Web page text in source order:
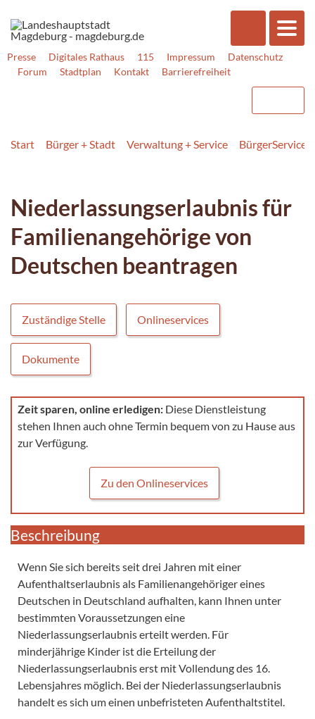
Presse Digitales Rathaus 115 Impressum
Datenschutz
Forum
Stadtplan Kontakt Barrierefreiheit
Start Bürger + Stadt Verwaltung + Service BürgerService
Niederlassungserlaubnis für
Familienangehörige von
Deutschen beantragen
Zuständige Stelle Onlineservices
Dokumente
Zeit sparen, online erledigen: Diese Dienstleistung
stehen Ihnen auch ohne Termin bequem von zu Hause aus
zur Verfügung.
Zu den Onlineservices
Beschreibung
Wenn Sie sich bereits seit drei Jahren mit einer
Aufenthaltserlaubnis als Familienangehöriger eines
Deutschen in Deutschland aufhalten, kann Ihnen unter
bestimmten Voraussetzungen eine
Niederlassungserlaubnis erteilt werden. Für
minderjährige Kinder ist die Erteilung der
Niederlassungserlaubnis erst mit Vollendung des 16.
Lebensjahres möglich. Bei der Niederlassungserlaubnis
handelt es sich um einen unbefristeten Aufenthaltstitel.